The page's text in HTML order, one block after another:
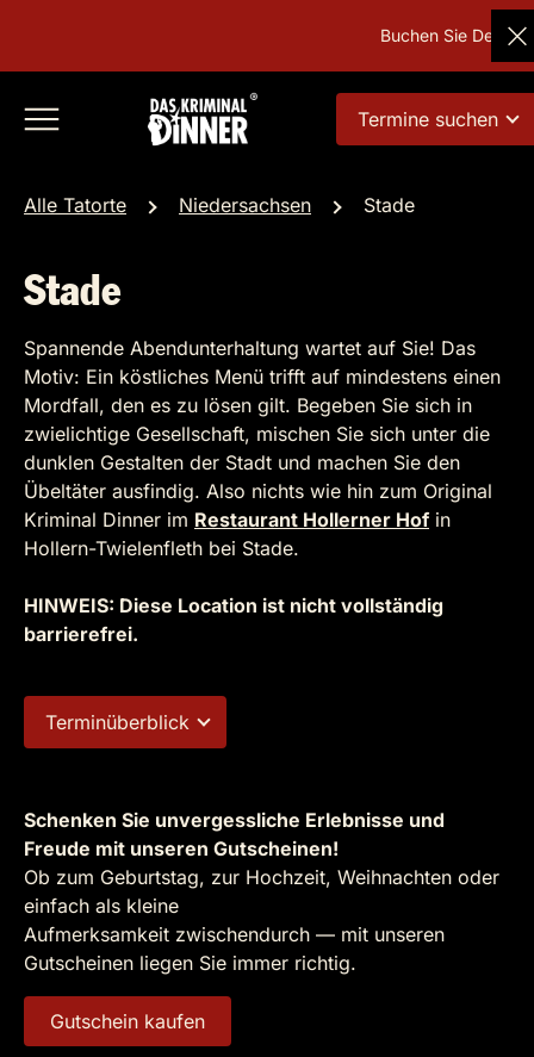
Buchen Sie
Termine suchen
Alle Tatorte Niedersachsen Stade
Stade
Spannende Abendunterhaltung wartet auf Sie! Das
Motiv: Ein köstliches Menü trifft auf mindestens einen
Mordfall, den es zu lösen gilt. Begeben Sie sich in
zwielichtige Gesellschaft, mischen Sie sich unter die
dunklen Gestalten der Stadt und machen Sie den
Übeltäter ausfindig. Also nichts wie hin zum Original
Kriminal Dinner im Restaurant Hollerner Hofin
Hollern-Twielenfleth bei Stade.
HINWEIS: Diese Location ist nicht vollständig
barrierefrei.
Terminüberblick
Schenken Sie unvergessliche Erlebnisse und
Freude mit unseren Gutscheinen!
Ob zum Geburtstag, zur Hochzeit, Weihnachten oder
einfach als kleine
Aufmerksamkeit zwischendurch — mit unseren
Gutscheinen liegen Sie immer richtig.
Gutschein kaufen